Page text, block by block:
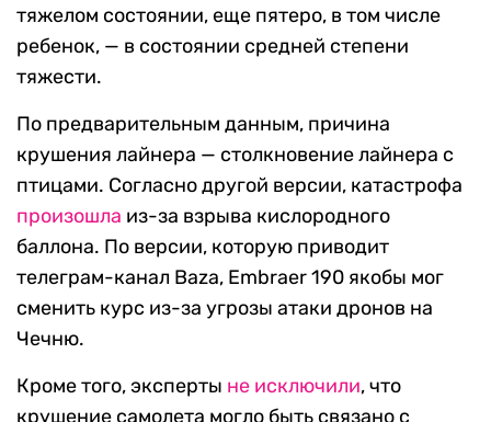
тяжелом состоянии, еще пятеро, в том числе
ребенок, — в состоянии средней степени
тяжести.
По предварительным данным, причина
крушения лайнера — столкновение лайнера с
птицами. Согласно другой версии, катастрофа
произошла из-за взрыва кислородного
баллона. По версии, которую приводит
телеграм-канал Baza, Embraer 190 якобы мог
сменить курс из-за угрозы атаки дронов на
Чечню.
Кроме того, эксперты не исключили, что
крушение самолета могло быть связано с